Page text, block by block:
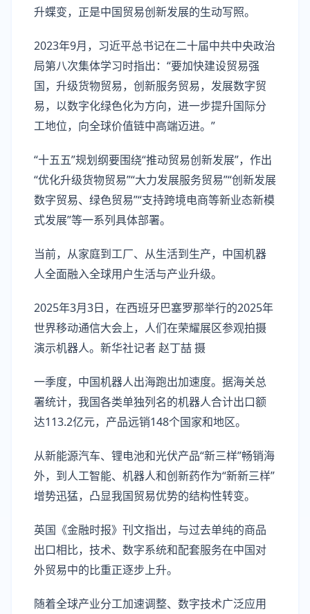
升蝶变，正是中国贸易创新发展的生动写照。
2023年9月，习近平总书记在二十届中共中央政治
局第八次集体学习时指出：“要加快建设贸易强
国，升级货物贸易，创新服务贸易，发展数字贸
易，以数字化绿色化为方向，进一步提升国际分
工地位，向全球价值链中高端迈进。”
“十五五”规划纲要围绕“推动贸易创新发展”，作出
“优化升级货物贸易”“大力发展服务贸易”“创新发展
数字贸易、绿色贸易”“支持跨境电商等新业态新模
式发展”等一系列具体部署。
当前，从家庭到工厂、从生活到生产，中国机器
人全面融入全球用户生活与产业升级。
2025年3月3日，在西班牙巴塞罗那举行的2025年
世界移动通信大会上，人们在荣耀展区参观拍摄
演示机器人。新华社记者 赵丁喆 摄
一季度，中国机器人出海跑出加速度。据海关总
署统计，我国各类单独列名的机器人合计出口额
达113.2亿元，产品远销148个国家和地区。
从新能源汽车、锂电池和光伏产品“新三样”畅销海
外，到人工智能、机器人和创新药作为“新新三样”
增势迅猛，凸显我国贸易优势的结构性转变。
英国《金融时报》刊文指出，与过去单纯的商品
出口相比，技术、数字系统和配套服务在中国对
外贸易中的比重正逐步上升。
随着全球产业分工加速调整、数字技术广泛应用